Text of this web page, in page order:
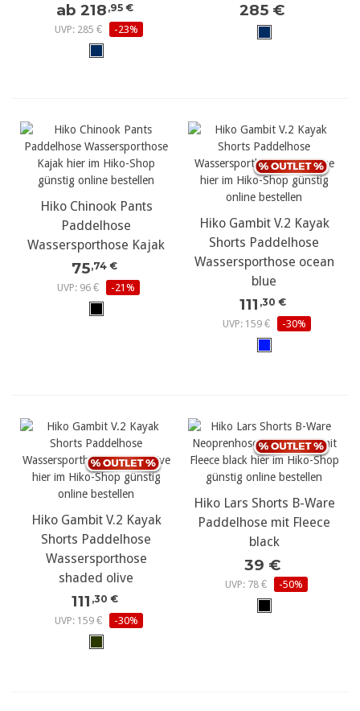
ab 218 ,95 €
UVP: 285 €
-23%
285 €
Hiko Chinook Pants
Paddelhose
Wassersporthose Kajak
75,74 €
UVP: 96 €
-21%
Hiko Gambit V.2 Kayak
Shorts Paddelhose
Wassersporthose ocean
blue
111 ,30 €
UVP: 159 €
-30%
Hiko Gambit V.2 Kayak
Shorts Paddelhose
Wassersporthose
shaded olive
111 ,30 €
UVP: 159 €
-30%
Hiko Lars Shorts B-Ware
Paddelhose mit Fleece
black
39 €
UVP: 78 € -50%